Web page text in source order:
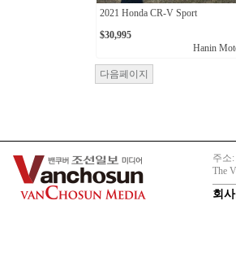
2021 Honda CR-V Sport
$30,995
Hanin
다음페이지
주소:
The
회